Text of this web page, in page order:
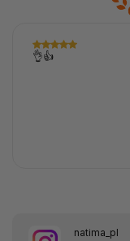
👌👍
natima_pl